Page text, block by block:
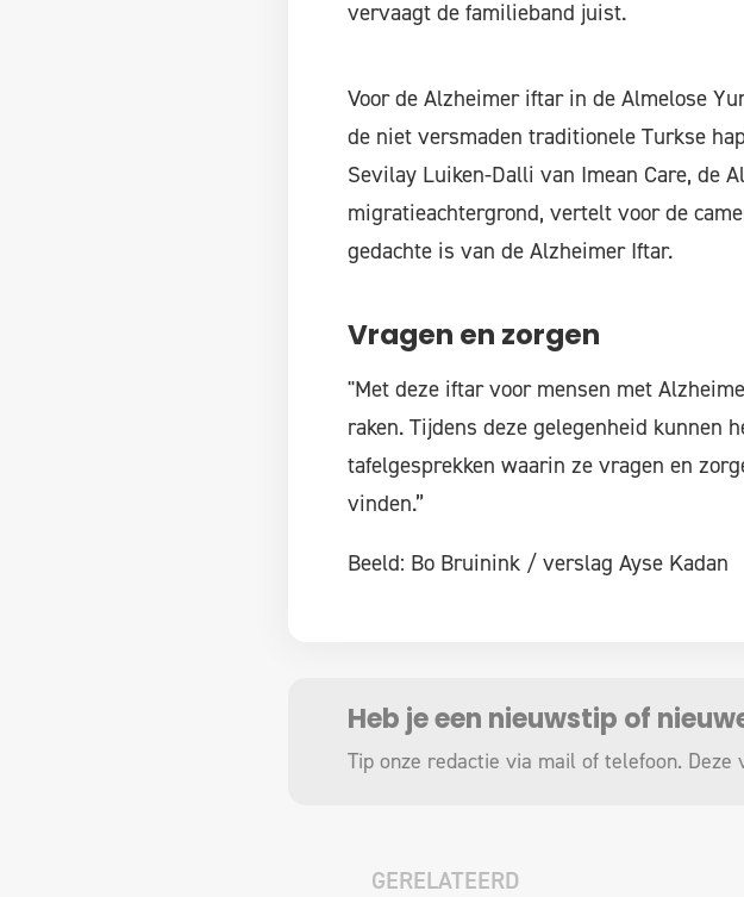
vervaagt de familieband juist.
Voor de Alzheimer iftar in de Almelose
de niet versmaden traditionele Turkse
Sevilay Luiken-Dalli van Imean Care, de
migratieachtergrond, vertelt voor de
gedachte is van de Alzheimer Iftar.
Vragen en zorgen
"Met deze iftar voor mensen met
raken. Tijdens deze gelegenheid kunnen
tafelgesprekken waarin ze vragen en
vinden.”
Beeld: Bo Bruinink / verslag Ayse Kadan
Heb je een nieuwstip of
Tip onze redactie via mail of telefoon. Deze
GERELATEERD